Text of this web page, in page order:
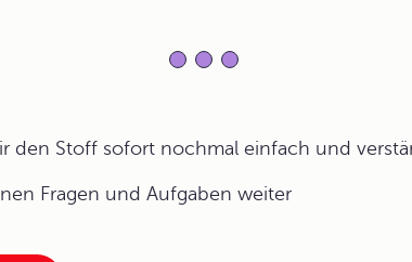
den Stoff sofort nochmal einfach und
Fragen und Aufgaben weiter